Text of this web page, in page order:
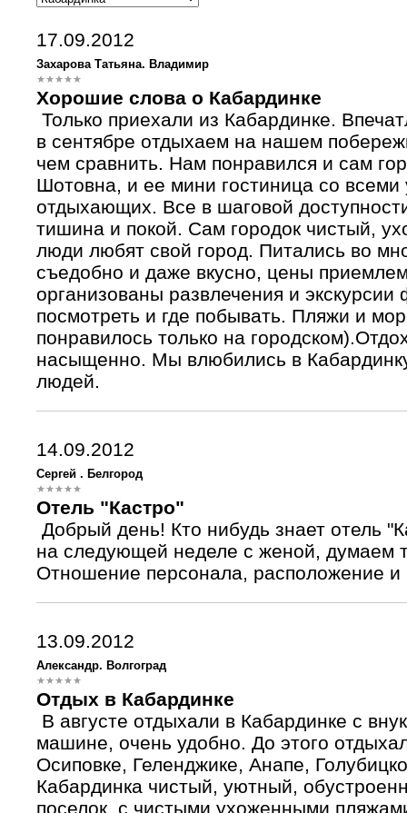
17.09.2012
Захарова Татьяна. Владимир
Хорошие слова о Кабардинке
Только приехали из Кабардинке.
в сентябре отдыхаем на нашем
чем сравнить. Нам понравился и сам
Шотовна, и ее мини гостиница со всеми
отдыхающих. Все в шаговой
тишина и покой. Сам городок чистый,
люди любят свой город. Питались во
съедобно и даже вкусно, цены
организованы развлечения и
посмотреть и где побывать. Пляжи и
понравилось только на
насыщенно. Мы влюбились в
людей.
14.09.2012
Сергей . Белгород
Отель "Кастро"
Добрый день! Кто нибудь знает отель
на следующей неделе с женой, думаем
Отношение персонала, расположение и
13.09.2012
Александр. Волгоград
Отдых в Кабардинке
В августе отдыхали в Кабардинке с
машине, очень удобно. До этого
Осиповке, Геленджике, Анапе,
Кабардинка чистый, уютный,
поселок, с чистыми ухоженными